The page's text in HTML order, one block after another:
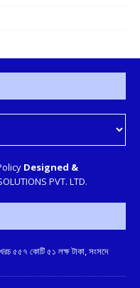
Designed &
PVT. LTD.
৫৫৭ কোটি ৫১ লক্ষ টাকা, সংসদে